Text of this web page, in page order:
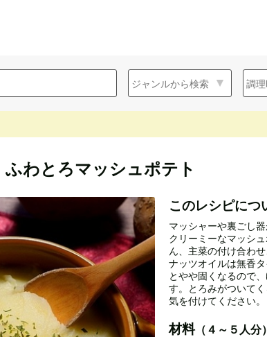
わとろマッシュポテト
このレシピにつ
マッシャーや裏ごし
クリーミーなマッシ
ん、主菜の付け合わ
ナッツオイルは無香
とやや固くなるので
す。とろみがついて
気を付けてください。
材料（４～５人分）